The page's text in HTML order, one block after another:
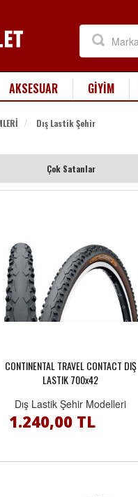
AKSESUAR GİYİM
Dış Lastik Şehir
Çok Satanlar
CONTINENTAL TRAVEL CONTACT DIŞ
LASTIK 700x42
Dış Lastik Şehir Modelleri
1.240,00 TL